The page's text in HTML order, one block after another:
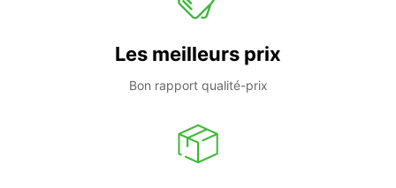
Les meilleurs prix
Bon rapport qualité-prix